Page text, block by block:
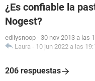
¿Es confiable la
Nogest?
edilysnoop - 30 nov 2013 a las
Laura - 10 jun 2022 a las
206 respuestas